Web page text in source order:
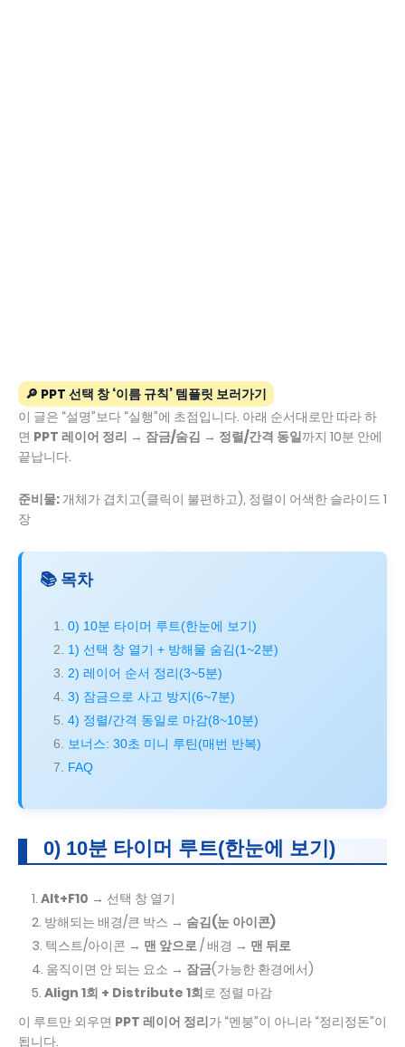
🔎 PPT 선택 창 ‘이름 규칙’ 템플릿 보러가기
이 글은 “설명”보다 “실행”에 초점입니다. 아래 순서대로만 따라 하
면 PPT 레이어 정리 → 잠금/숨김 → 정렬/간격 동일까지 10분 안에
끝납니다.
준비물: 개체가 겹치고(클릭이 불편하고), 정렬이 어색한 슬라이드 1
장
📚 목차
0) 10분 타이머 루트(한눈에 보기)
1) 선택 창 열기 + 방해물 숨김(1~2분)
2) 레이어 순서 정리(3~5분)
3) 잠금으로 사고 방지(6~7분)
4) 정렬/간격 동일로 마감(8~10분)
보너스: 30초 미니 루틴(매번 반복)
FAQ
0) 10분 타이머 루트(한눈에 보기)
Alt+F10 → 선택 창 열기
방해되는 배경/큰 박스 → 숨김(눈 아이콘)
텍스트/아이콘 → 맨 앞으로/ 배경 → 맨 뒤로
움직이면 안 되는 요소 → 잠금(가능한 환경에서)
Align 1회 + Distribute 1회로 정렬 마감
이 루트만 외우면 PPT 레이어 정리가 “멘붕”이 아니라 “정리정돈”이
됩니다.